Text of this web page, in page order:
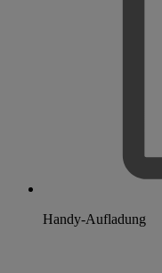
Handy-Aufladung